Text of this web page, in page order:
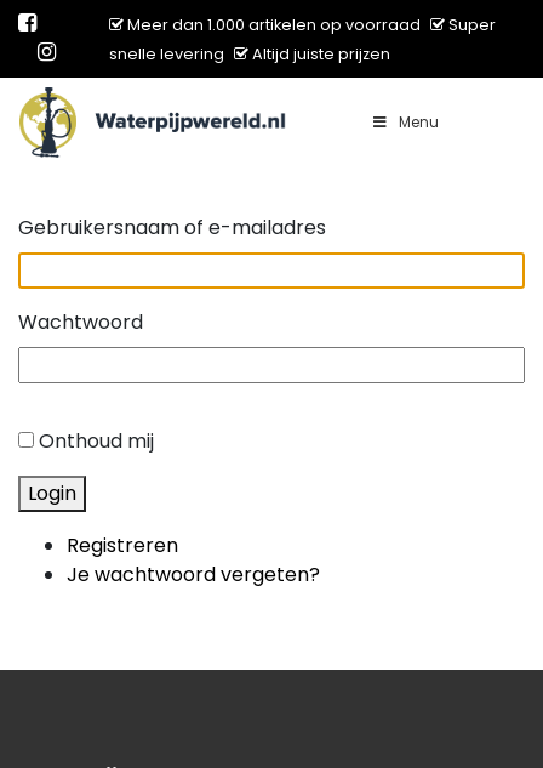
Meer dan 1.000 artikelen op voorraad
Super
snelle levering
Altijd juiste prijzen
Main Navigation Menu
Gebruikersnaam of e-mailadres
Wachtwoord
Onthoud mij
Login
Registreren
Je wachtwoord vergeten?